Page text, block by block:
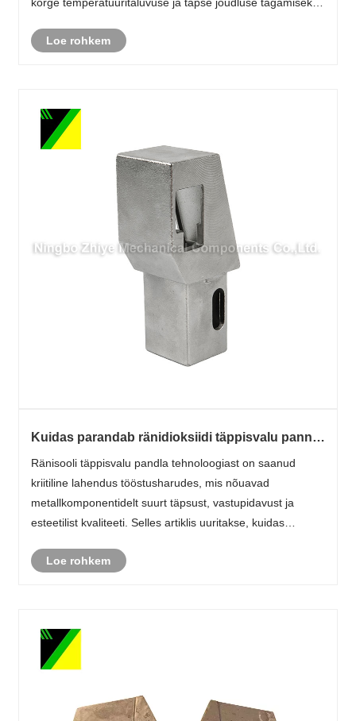
kõrge temperatuuritaluvuse ja täpse jõudluse tagamiseks,
tööstuses. Selles põhjalikus ......
Loe rohkem
Kuidas parandab ränidioksiidi täppisvalu pannal
Ränisooli täppisvalu pandla tehnoloogiast on saanud
kriitiline lahendus tööstusharudes, mis nõuavad
metallkomponentidelt suurt täpsust, vastupidavust ja
esteetilist kvaliteeti. Selles artiklis uuritakse, kuidas
defekte ja parandab konsistents......
Loe rohkem